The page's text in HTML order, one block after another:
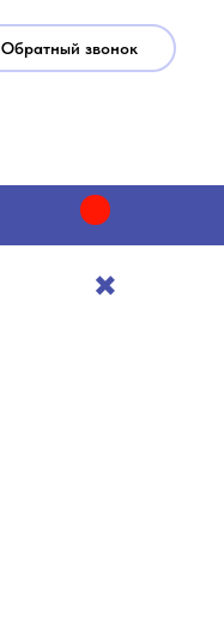
Обратный звонок
✖️